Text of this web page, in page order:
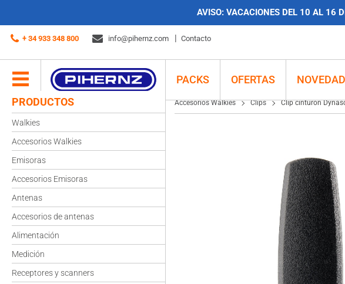
AVISO: VACACIONES DEL 10 AL 16
+ 34 933 348 800 info@pihernz.com Contacto
PACKS OFERTAS
PRODUCTOS
Walkies
Accesorios Walkies
Emisoras
Accesorios Emisoras
Antenas
Accesorios de antenas
Alimentación
Medición
Receptores y scanners
Clip cinturón Dynascan EU-85
Accesorios Walkies Clips Clip cinturón